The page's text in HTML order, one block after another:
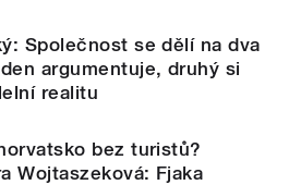
Společnost se dělí na dva
argumentuje, druhý si
realitu
bez turistů?
Wojtaszeková: Fjaka